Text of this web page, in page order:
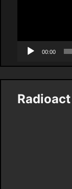
00:00
Radioact